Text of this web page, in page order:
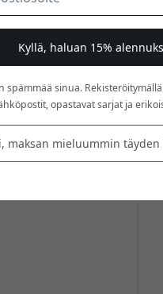
- lisää
Kyllä, haluan 15%
spämmää sinua.
opastavat sarjat ja
maksan mieluummin